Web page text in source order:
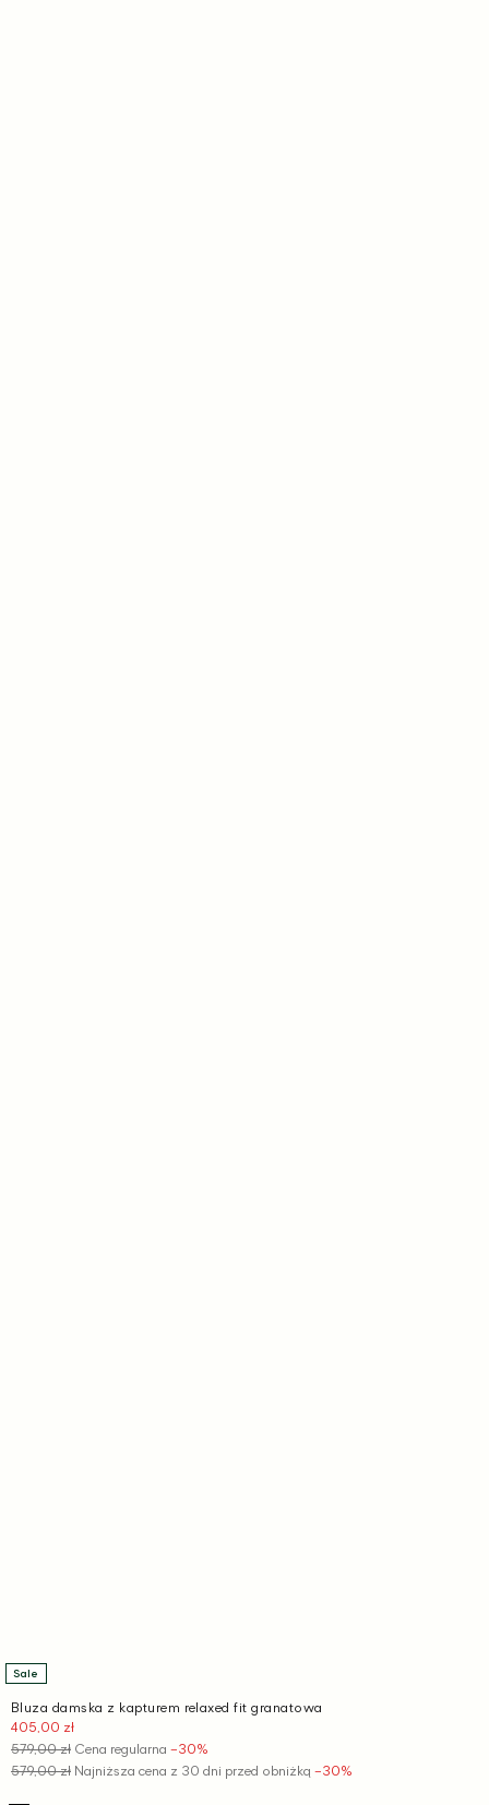
Sale
Bluza damska z kapturem relaxed fit granatowa
Cena
promocyjna
405,00 zł
579,00 zł Cena regularna −30%
579,00 zł Najniższa cena z 30 dni przed obniżką −30%